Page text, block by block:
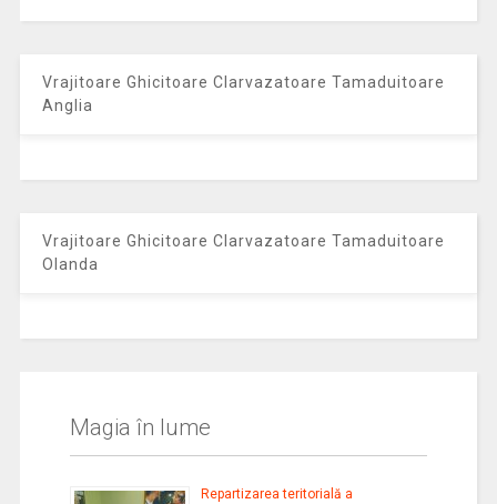
Vrajitoare Ghicitoare Clarvazatoare Tamaduitoare
Anglia
Vrajitoare Ghicitoare Clarvazatoare Tamaduitoare
Olanda
Magia în lume
Repartizarea teritorială a